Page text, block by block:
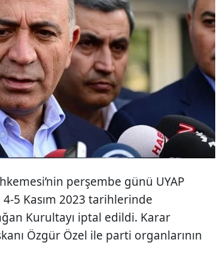
perşembe günü UYAP
5 Kasım 2023 tarihlerinde
Kurultayı iptal edildi. Karar
Özgür Özel ile parti organlarının